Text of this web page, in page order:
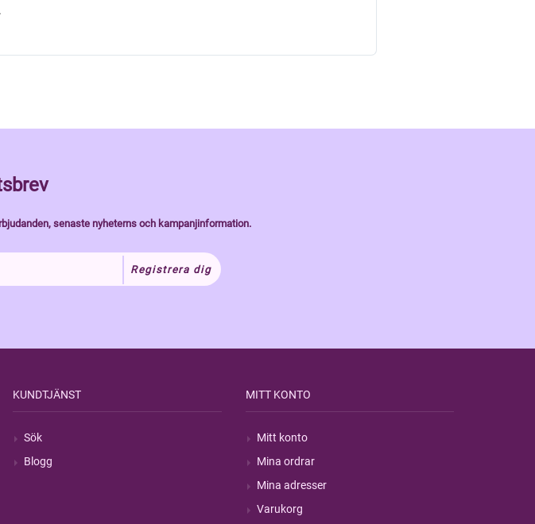
senaste nyheterns och kampanjinformation.
Registrera dig
KUNDTJÄNST
Sök
Blogg
MITT KONTO
Mitt konto
Mina ordrar
Mina adresser
Varukorg